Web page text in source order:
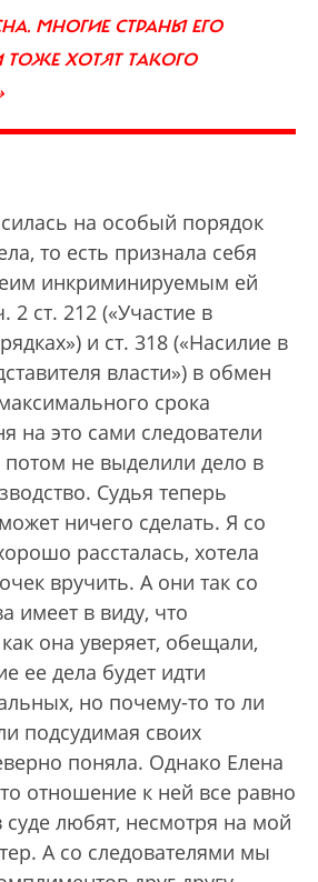
МНОГИЕ СТРАНЫ ЕГО
ТОЖЕ ХОТЯТ ТАКОГО
на особый порядок
то есть признала себя
инкриминируемым ей
2 ст. 212 («Участие в
и ст. 318 («Насилие в
власти») в обмен
срока
на это сами следователи
потом не выделили дело в
Судья теперь
ничего сделать. Я со
рассталась, хотела
вручить. А они так со
имеет в виду, что
она уверяет, обещали,
ее дела будет идти
но почему-то то ли
подсудимая своих
поняла. Однако Елена
отношение к ней все равно
любят, несмотря на мой
А со следователями мы